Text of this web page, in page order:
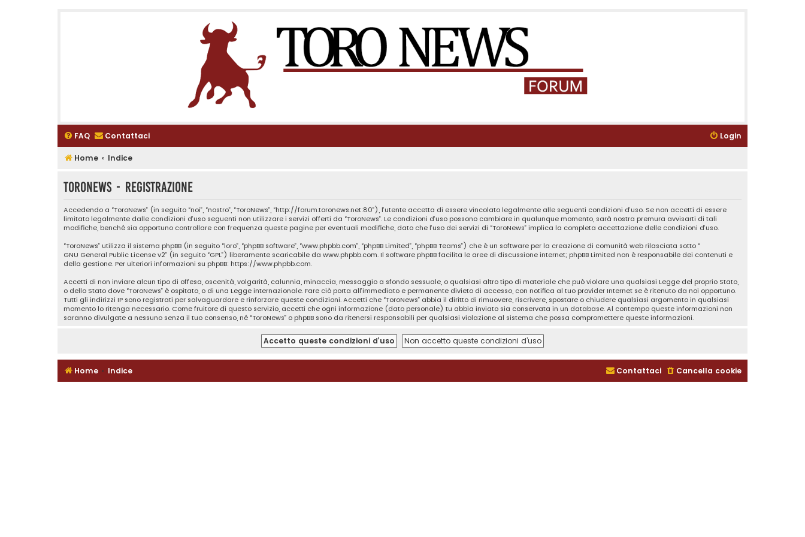
FAQ Contattaci Login
Home Indice
ToroNews - Registrazione
Accedendo a “ToroNews” (in seguito “noi”, “nostro”, “ToroNews”, “http://forum.toronews.net:80”), l’utente accetta di essere vincolato legalmente alle seguenti condizioni d’uso. Se non accetti di essere
limitato legalmente dalle condizioni d’uso seguenti non utilizzare i servizi offerti da “ToroNews”. Le condizioni d’uso possono cambiare in qualunque momento, sarà nostra premura avvisarti di tali
modifiche, benché sia opportuno controllare con frequenza queste pagine per eventuali modifiche, dato che l’uso dei servizi di “ToroNews” implica la completa accettazione delle condizioni d’uso.
“ToroNews” utilizza il sistema phpBB (in seguito “loro”, “phpBB software”, “www.phpbb.com”, “phpBB Limited”, “phpBB Teams”) che è un software per la creazione di comunità web rilasciata sotto “
GNU General Public License v2” (in seguito “GPL”) liberamente scaricabile da www.phpbb.com. Il software phpBB facilita le aree di discussione internet; phpBB Limited non è responsabile dei contenuti e
della gestione. Per ulteriori informazioni su phpBB: https://www.phpbb.com.
Accetti di non inviare alcun tipo di offesa, oscenità, volgarità, calunnia, minaccia, messaggio a sfondo sessuale, o qualsiasi altro tipo di materiale che può violare una qualsiasi Legge del proprio Stato,
o dello Stato dove “ToroNews” è ospitato, o di una Legge internazionale. Fare ciò porta all’immediato e permanente divieto di accesso, con notifica al tuo provider Internet se è ritenuto da noi opportuno.
Tutti gli indirizzi IP sono registrati per salvaguardare e rinforzare queste condizioni. Accetti che “ToroNews” abbia il diritto di rimuovere, riscrivere, spostare o chiudere qualsiasi argomento in qualsiasi
momento lo ritenga necessario. Come fruitore di questo servizio, accetti che ogni informazione (dato personale) tu abbia inviato sia conservata in un database. Al contempo queste informazioni non
saranno divulgate a nessuno senza il tuo consenso, né “ToroNews” o phpBB sono da ritenersi responsabili per qualsiasi violazione al sistema che possa compromettere queste informazioni.
Home Indice Cancella cookie
Contattaci